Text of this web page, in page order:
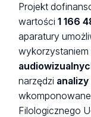
Projekt
wartości 1 166
aparatury
wykorzystaniem
narzędzi
Filologicznego